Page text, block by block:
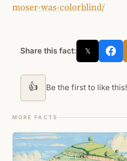
moser-was-colorblind/
Share this fact: 𝕏
👍 Be the first to like this!
MORE FACTS